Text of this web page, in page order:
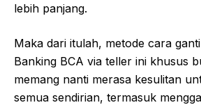
lebih panjang.
Maka dari itulah, metode cara
Banking BCA via teller ini khusus
memang nanti merasa kesulitan
semua sendirian, termasuk